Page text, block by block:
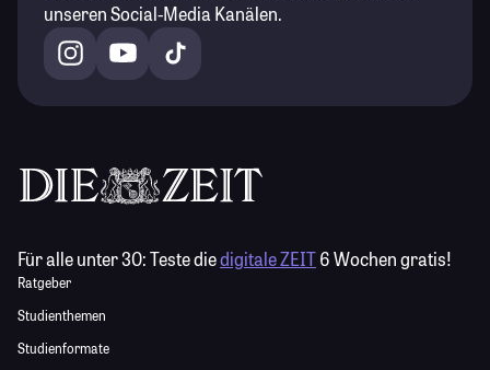
unseren Social-Media Kanälen.
Für alle unter 30:Teste diedigitale ZEIT6 Wochen gratis!
Ratgeber
Studienthemen
Studienformate